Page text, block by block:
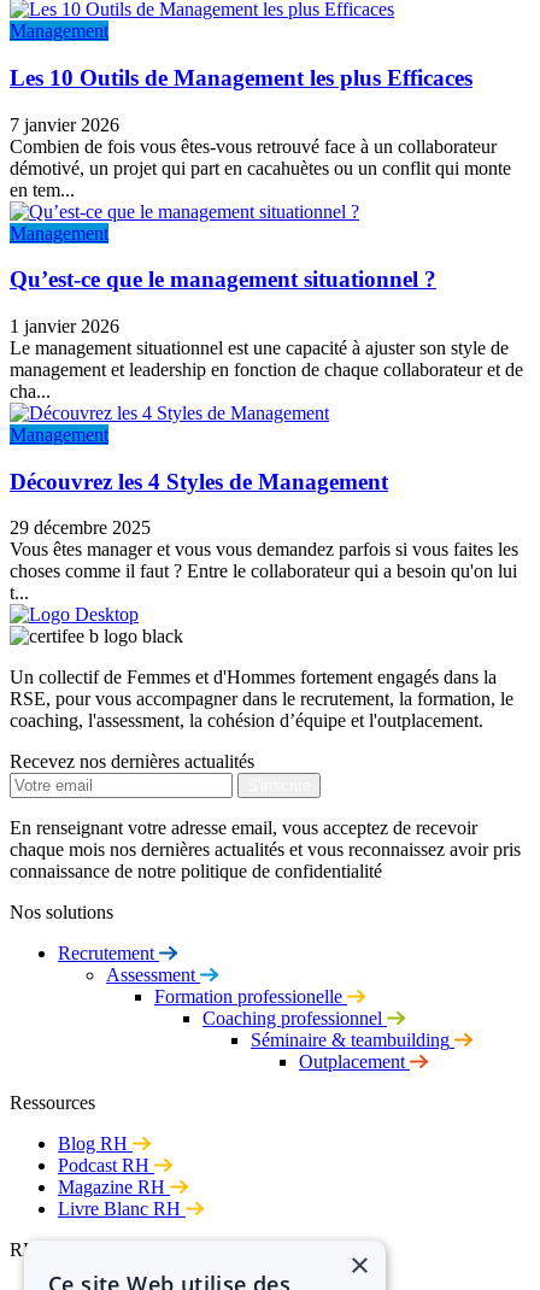
Management
Les 10 Outils de Management les plus Efficaces
7 janvier 2026
Combien de fois vous êtes-vous retrouvé face à un collaborateur
démotivé, un projet qui part en cacahuètes ou un conflit qui monte
en tem...
Management
Qu’est-ce que le management situationnel ?
1 janvier 2026
Le management situationnel est une capacité à ajuster son style de
management et leadership en fonction de chaque collaborateur et de
cha...
Management
Découvrez les 4 Styles de Management
29 décembre 2025
Vous êtes manager et vous vous demandez parfois si vous faites les
choses comme il faut ? Entre le collaborateur qui a besoin qu'on lui
t...
Un collectif de Femmes et d'Hommes fortement engagés dans la
RSE, pour vous accompagner dans le recrutement, la formation, le
coaching, l'assessment, la cohésion d’équipe et l'outplacement.
Recevez nos dernières actualités
En renseignant votre adresse email, vous acceptez de recevoir
chaque mois nos dernières actualités et vous reconnaissez avoir pris
connaissance de notre politique de confidentialité
Nos solutions
Recrutement
Assessment
Formation professionelle
Coaching professionnel
Séminaire & teambuilding
Outplacement
Ressources
Blog RH
Podcast RH
Magazine RH
Livre Blanc RH
RH Performances
×
Ce site Web utilise des